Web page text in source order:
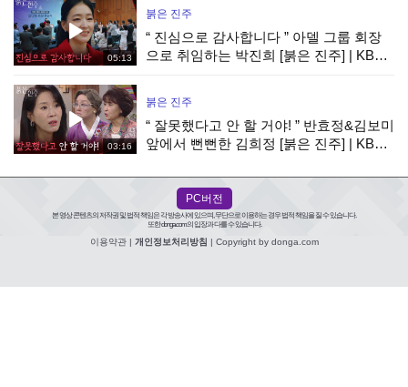
05:13
붉은 진주
“ 진심으로 감사합니다 ” 아델 그룹 회장
으로 취임하는 박진희 [붉은 진주] | KBS
03:16
붉은 진주
“ 잘못했다고 안 할 거야! ” 반효정&김보미
앞에서 뻔뻔한 김희정 [붉은 진주] | KBS
PC버전
본 영상 콘텐츠의 저작권 및 법적 책임은 각 방송사에 있으며, 무단으로 이용하는 경우 법적 책임을 질 수 있습니다.
또한 donga.com의 입장과 다를 수 있습니다.
이용약관| 개인정보처리방침 | Copyright by donga.com